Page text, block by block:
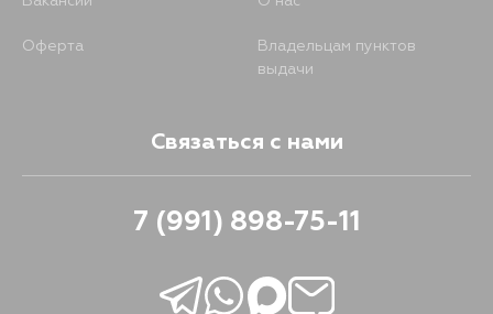
Оферта
Владельцам пунктов
выдачи
Связаться с нами
7 (991) 898-75-11